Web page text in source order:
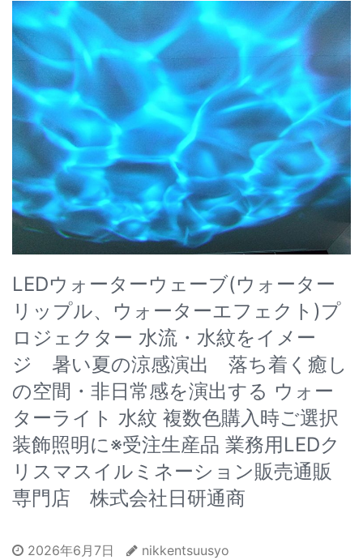
LEDウォーターウェーブ(ウォーター
リップル、ウォーターエフェクト)プ
ロジェクター 水流・水紋をイメー
ジ 暑い夏の涼感演出 落ち着く癒し
の空間・非日常感を演出する ウォー
ターライト 水紋 複数色購入時ご選択
装飾照明に※受注生産品 業務用LEDク
リスマスイルミネーション販売通販
専門店 株式会社日研通商
2026年6月7日
nikkentsuusyo